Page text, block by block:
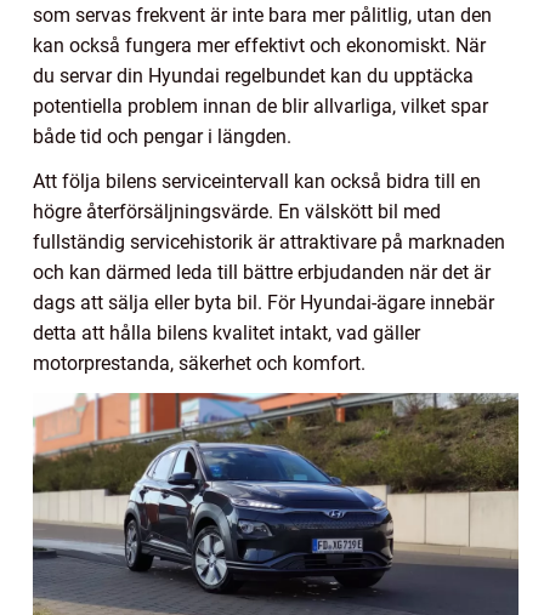
som servas frekvent är inte bara mer pålitlig, utan den
kan också fungera mer effektivt och ekonomiskt. När
du servar din Hyundai regelbundet kan du upptäcka
potentiella problem innan de blir allvarliga, vilket spar
både tid och pengar i längden.
Att följa bilens serviceintervall kan också bidra till en
högre återförsäljningsvärde. En välskött bil med
fullständig servicehistorik är attraktivare på marknaden
och kan därmed leda till bättre erbjudanden när det är
dags att sälja eller byta bil. För Hyundai-ägare innebär
detta att hålla bilens kvalitet intakt, vad gäller
motorprestanda, säkerhet och komfort.